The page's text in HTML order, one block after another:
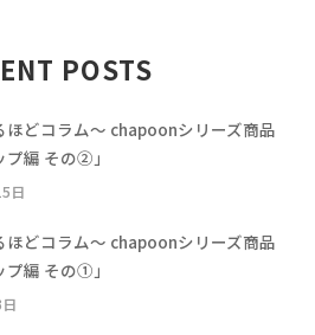
POSTS
ほどコラム〜 chapoonシリーズ商品
プ編 その②」
日
ほどコラム〜 chapoonシリーズ商品
プ編 その①」